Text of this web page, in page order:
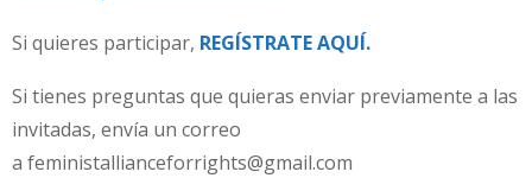
Si quieres participar, REGÍSTRATE AQUÍ.
Si tienes preguntas que quieras enviar previamente a las
invitadas, envía un correo
a feministallianceforrights@gmail.com